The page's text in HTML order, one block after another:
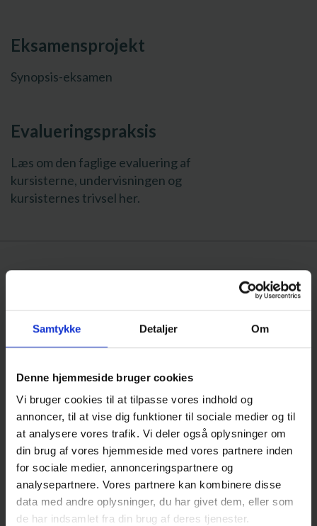
Samtykke Detaljer Om
Denne hjemmeside bruger cookies
Vi bruger cookies til at tilpasse vores indhold og
annoncer, til at vise dig funktioner til sociale medier og til
at analysere vores trafik. Vi deler også oplysninger om
din brug af vores hjemmeside med vores partnere inden
for sociale medier, annonceringspartnere og
analysepartnere. Vores partnere kan kombinere disse
data med andre oplysninger, du har givet dem, eller som
de har indsamlet fra din brug af deres tjenester.
Eksamensprojekt
Synopsis-eksamen
Evalueringspraksis
Læs om den faglige evaluering af
kursisterne, undervisningen og
kursisternes trivsel her.
F
Fagpakke
Du skal vælge en fagpakke på 2. år
Fællestimer
Fællestimer på Efterslægten er for alle.
Læs mere.